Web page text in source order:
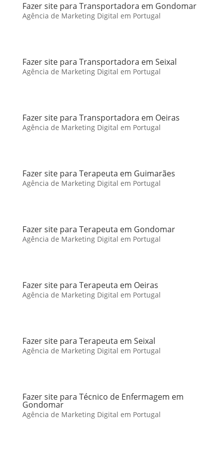
Fazer site para Transportadora em Gondomar
Agência de Marketing Digital em Portugal
Fazer site para Transportadora em Seixal
Agência de Marketing Digital em Portugal
Fazer site para Transportadora em Oeiras
Agência de Marketing Digital em Portugal
Fazer site para Terapeuta em Guimarães
Agência de Marketing Digital em Portugal
Fazer site para Terapeuta em Gondomar
Agência de Marketing Digital em Portugal
Fazer site para Terapeuta em Oeiras
Agência de Marketing Digital em Portugal
Fazer site para Terapeuta em Seixal
Agência de Marketing Digital em Portugal
Fazer site para Técnico de Enfermagem em
Gondomar
Agência de Marketing Digital em Portugal